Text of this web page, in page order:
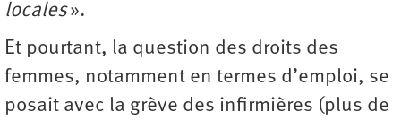
locales».
Et pourtant, la question des droits des
femmes, notamment en termes d’emploi, se
posait avec la grève des infirmières (plus de